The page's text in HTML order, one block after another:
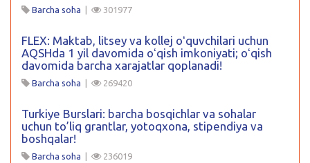
Barcha soha 301977
FLEX: Maktab, litsey va kollej oʻquvchilari uchun
AQSHda 1 yil davomida oʻqish imkoniyati; oʻqish
davomida barcha xarajatlar qoplanadi!
Barcha soha 269420
Turkiye Burslari: barcha bosqichlar va sohalar
uchun to’liq grantlar, yotoqxona, stipendiya va
boshqalar!
Barcha soha 236019